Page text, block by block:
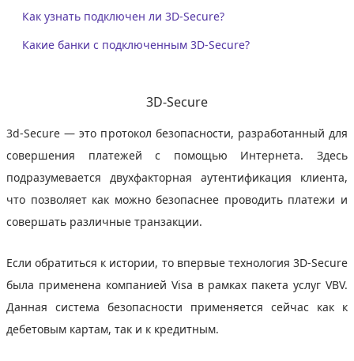
Как узнать подключен ли 3D-Secure?
Какие банки с подключенным 3D-Secure?
3D-Secure
3d-Secure — это протокол безопасности, разработанный для
совершения платежей с помощью Интернета. Здесь
подразумевается двухфакторная аутентификация клиента,
что позволяет как можно безопаснее проводить платежи и
совершать различные транзакции.
Если обратиться к истории, то впервые технология 3D-Secure
была применена компанией Visa в рамках пакета услуг VBV.
Данная система безопасности применяется сейчас как к
дебетовым картам, так и к кредитным.